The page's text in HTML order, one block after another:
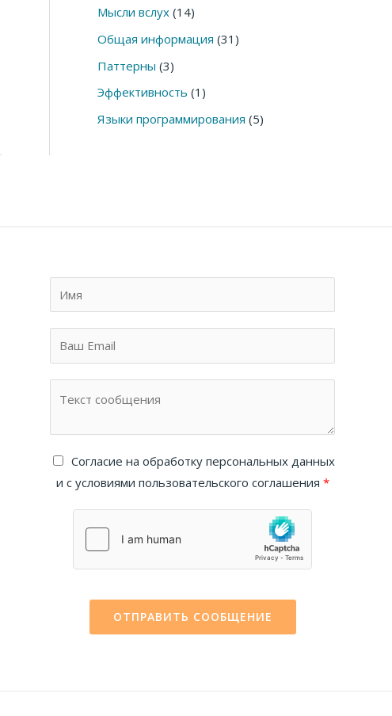
Мысли вслух (14)
Общая информация (31)
Паттерны (3)
Эффективность (1)
Языки программирования (5)
Cогласие на обработку персональных данных
и с условиями пользовательского соглашения *
ОТПРАВИТЬ СООБЩЕНИЕ